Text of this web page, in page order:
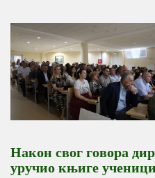
Након свог говора
уручио књиге